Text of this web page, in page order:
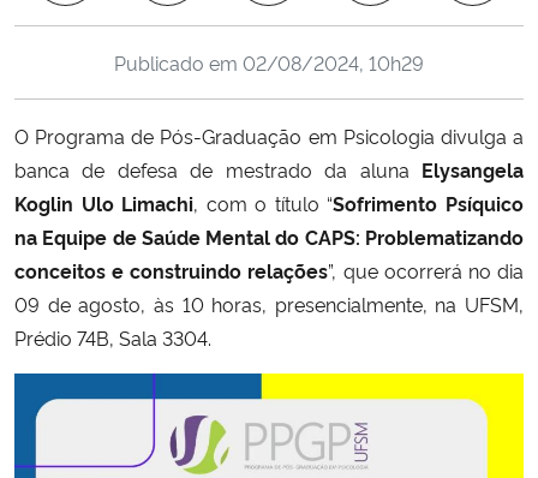
Ministério de Minas e Energia
Ministério da Ciência, Tecnologia, Inovações e Comunicações
Ministério do Meio Ambiente
Ministério do Turismo
Ministério do Desenvolvimento Regional
Controladoria-Geral da União
Publicado em 02/08/2024, 10h29
O Programa de Pós-Graduação em Psicologia divulga a
banca de defesa de mestrado da aluna Elysangela
Koglin Ulo Limachi, com o título “Sofrimento Psíquico
na Equipe de Saúde Mental do CAPS: Problematizando
conceitos e construindo relações”, que ocorrerá no dia
09 de agosto, às 10 horas, presencialmente, na UFSM,
Prédio 74B, Sala 3304.